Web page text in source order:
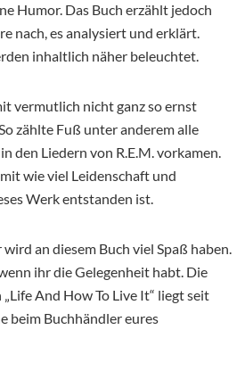
Humor. Das Buch erzählt jedoch
nach, es analysiert und erklärt.
inhaltlich näher beleuchtet.
vermutlich nicht ganz so ernst
zählte Fuß unter anderem alle
den Liedern von R.E.M. vorkamen.
wie viel Leidenschaft und
Werk entstanden ist.
an diesem Buch viel Spaß haben.
ihr die Gelegenheit habt. Die
And How To Live It“ liegt seit
beim Buchhändler eures